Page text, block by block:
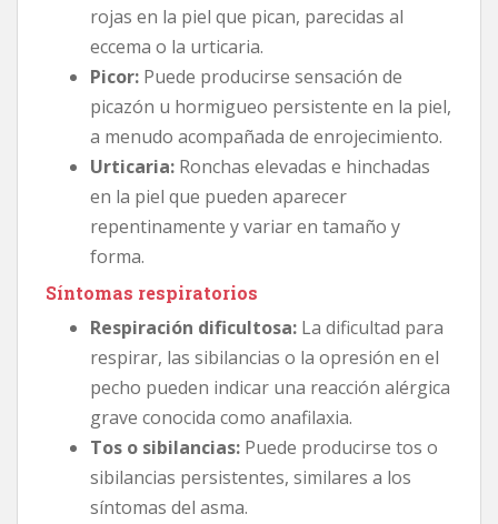
rojas en la piel que pican, parecidas al
eccema o la urticaria.
Picor: Puede producirse sensación de
picazón u hormigueo persistente en la piel,
a menudo acompañada de enrojecimiento.
Urticaria: Ronchas elevadas e hinchadas
en la piel que pueden aparecer
repentinamente y variar en tamaño y
forma.
Síntomas respiratorios
Respiración dificultosa: La dificultad para
respirar, las sibilancias o la opresión en el
pecho pueden indicar una reacción alérgica
grave conocida como anafilaxia.
Tos o sibilancias: Puede producirse tos o
sibilancias persistentes, similares a los
síntomas del asma.